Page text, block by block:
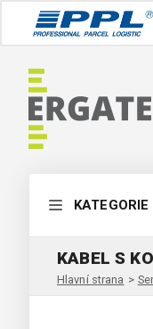
KATEGORIE
KABEL S
Hlavní strana >